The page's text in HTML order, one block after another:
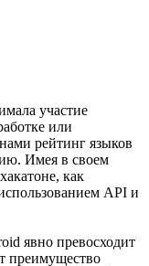
участие
или
рейтинг языков
Имея в своем
как
API и
явно превосходит
преимущество